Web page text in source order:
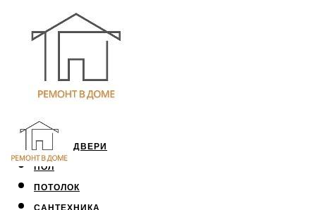
ОКНА И ДВЕРИ
ПОЛ
ПОТОЛОК
САНТЕХНИКА